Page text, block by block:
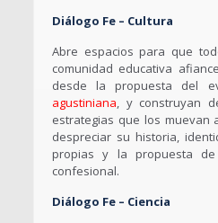
Diálogo Fe – Cultura
Abre espacios para que
comunidad educativa
desde la propuesta del
agustiniana, y construyan
estrategias que los muevan
despreciar su historia,
propias y la propuesta de
confesional.
Diálogo Fe – Ciencia